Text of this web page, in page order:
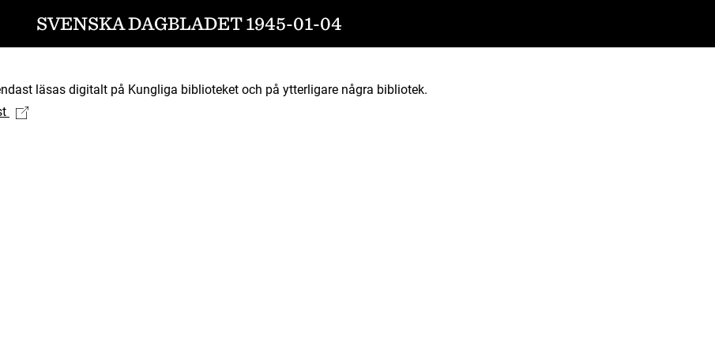
SVENSKA DAGBLADET 1945-01-04
läsas digitalt på Kungliga biblioteket och på ytterligare några bibliotek.